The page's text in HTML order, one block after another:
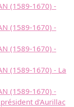
(1589-1670) -
(1589-1670) -
(1589-1670) -
(1589-1670) - La
(1589-1670) -
d'Aurillac